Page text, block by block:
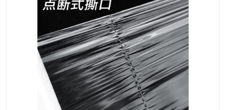
透明保护膜
黑白保护膜 乳白保护膜
明蓝保护膜 纯黑保护膜
印字保护膜 彩钢板保护膜